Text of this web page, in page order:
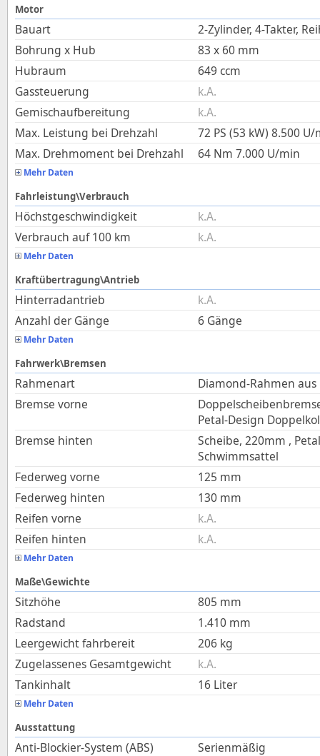
Motor
Bauart
2-Zylinder, 4-Takter,
Bohrung x Hub
83 x 60 mm
Hubraum
649 ccm
Gassteuerung
k.A.
Gemischaufbereitung
k.A.
Max. Leistung bei Drehzahl
72 PS (53 kW) 8.500 U/
Max. Drehmoment bei Drehzahl
64 Nm 7.000 U/min
Mehr Daten
Fahrleistung\Verbrauch
Höchstgeschwindigkeit
k.A.
Verbrauch auf 100 km
k.A.
Mehr Daten
Kraftübertragung\Antrieb
Hinterradantrieb
k.A.
Anzahl der Gänge
6 Gänge
Mehr Daten
Fahrwerk\Bremsen
Rahmenart
Diamond-Rahmen
Bremse vorne
Petal-Design
Bremse hinten
Scheibe, 220mm ,
Schwimmsattel
Federweg vorne
125 mm
Federweg hinten
130 mm
Reifen vorne
k.A.
Reifen hinten
k.A.
Mehr Daten
Maße\Gewichte
Sitzhöhe 805 mm
Radstand
1.410 mm
Leergewicht fahrbereit
206 kg
Zugelassenes Gesamtgewicht
k.A.
Tankinhalt
16 Liter
Mehr Daten
Ausstattung
Anti-Blockier-System (ABS)
Serienmäßig